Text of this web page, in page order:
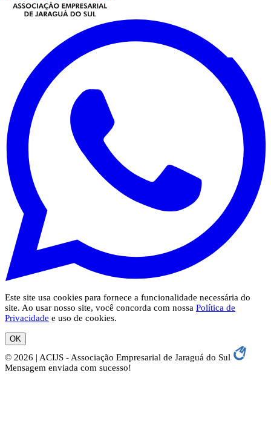
Este site usa cookies para fornece a funcionalidade necessária do
site. Ao usar nosso site, você concorda com nossa Política de
Privacidade e uso de cookies.
OK
© 2026 | ACIJS - Associação Empresarial de Jaraguá do Sul
Mensagem enviada com sucesso!